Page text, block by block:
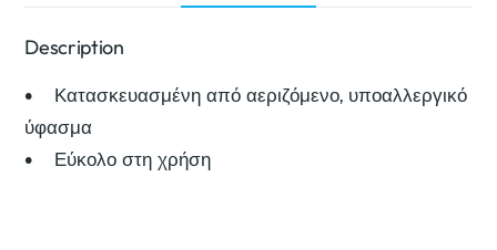
Description
• Κατασκευασμένη από αεριζόμενο, υποαλλεργικό
ύφασμα
• Εύκολο στη χρήση